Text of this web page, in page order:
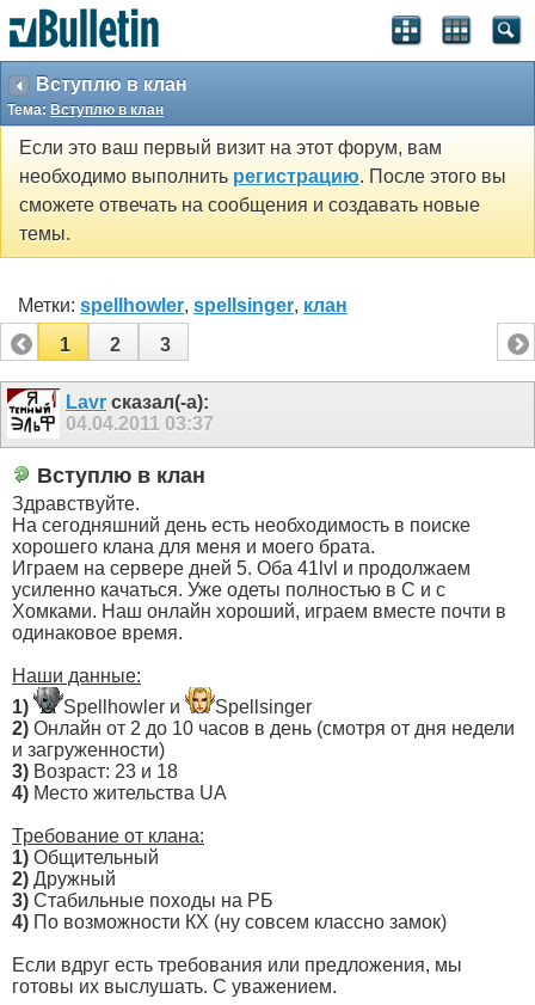
Вступлю в клан
Тема: Вступлю в клан
Если это ваш первый визит на этот форум, вам
необходимо выполнить регистрацию. После этого вы
сможете отвечать на сообщения и создавать новые
темы.
Метки: spellhowler, spellsinger, клан
1
2 3
Lavr сказал(-а):
04.04.2011 03:37
Вступлю в клан
Здравствуйте.
На сегодняшний день есть необходимость в поиске
хорошего клана для меня и моего брата.
Играем на сервере дней 5. Оба 41lvl и продолжаем
усиленно качаться. Уже одеты полностью в С и с
Хомками. Наш онлайн хороший, играем вместе почти в
одинаковое время.
Наши данные:
1)
Spellhowler и
Spellsinger
2) Онлайн от 2 до 10 часов в день (смотря от дня недели
и загруженности)
3) Возраст: 23 и 18
4) Место жительства UA
Требование от клана:
1) Общительный
2) Дружный
3) Стабильные походы на РБ
4) По возможности КХ (ну совсем классно замок)
Если вдруг есть требования или предложения, мы
готовы их выслушать. С уважением.